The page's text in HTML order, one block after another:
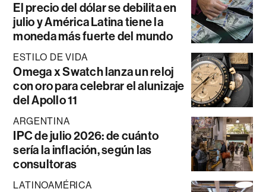
El precio del dólar se debilita en
julio y América Latina tiene la
moneda más fuerte del mundo
ESTILO DE VIDA
Omega x Swatch lanza un reloj
con oro para celebrar el alunizaje
del Apollo 11
ARGENTINA
IPC de julio 2026: de cuánto
sería la inflación, según las
consultoras
LATINOAMÉRICA